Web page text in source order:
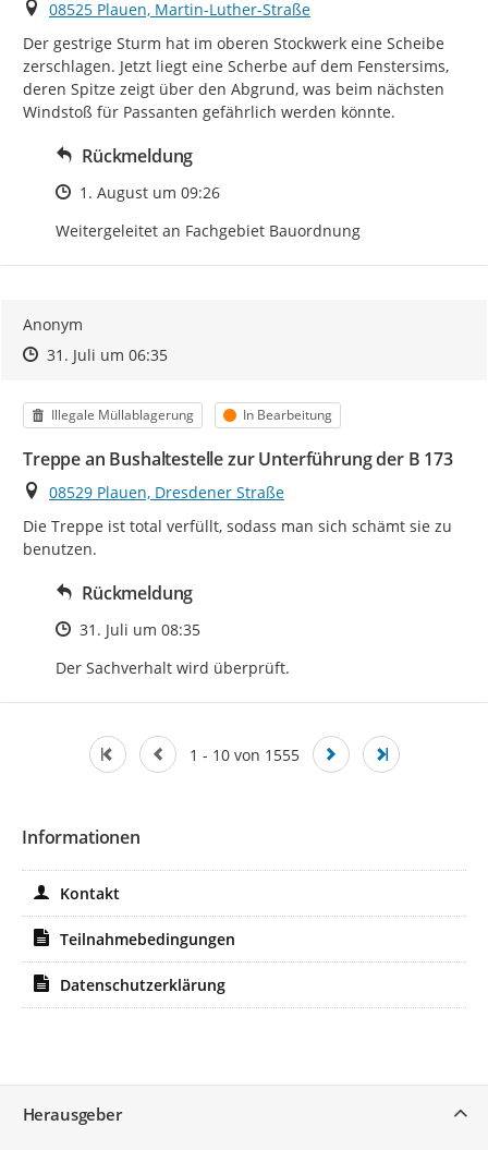
Ort
08525 Plauen, Martin-Luther-Straße
Der gestrige Sturm hat im oberen Stockwerk eine Scheibe
zerschlagen. Jetzt liegt eine Scherbe auf dem Fenstersims,
deren Spitze zeigt über den Abgrund, was beim nächsten
Windstoß für Passanten gefährlich werden könnte.
Rückmeldung
Zeitpunkt des Erstellens
1. August um 09:26
Weitergeleitet an Fachgebiet Bauordnung
Anonym
Zeitpunkt des Erstellens
Zeitpunkt des Erstellens
31. Juli um 06:35Zur Äußerung
Kategorie
Illegale Müllablagerung Status
In Bearbeitung
Treppe an Bushaltestelle zur Unterführung der B 173
Ort
08529 Plauen, Dresdener Straße
Die Treppe ist total verfüllt, sodass man sich schämt sie zu
benutzen.
Rückmeldung
Zeitpunkt des Erstellens
31. Juli um 08:35
Der Sachverhalt wird überprüft.
1 - 10 von 1555
Informationen
Kontakt
Teilnahmebedingungen
Datenschutzerklärung
Herausgeber